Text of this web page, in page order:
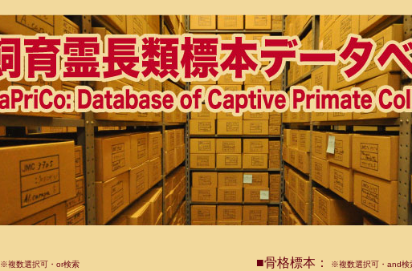
※複数選択可・or検索 ■骨格標本： ※複数選択可・and検